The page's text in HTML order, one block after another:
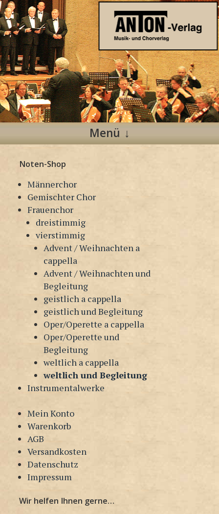
Anton Verlag
Musik- und Chorverlag
Menü
Inhalt
springen
Noten-Shop
Männerchor
Gemischter Chor
Frauenchor
dreistimmig
vierstimmig
Advent / Weihnachten a
cappella
Advent / Weihnachten und
Begleitung
geistlich a cappella
geistlich und Begleitung
Oper/Operette a cappella
Oper/Operette und
Begleitung
weltlich a cappella
weltlich und Begleitung
Instrumentalwerke
Mein Konto
Warenkorb
AGB
Versandkosten
Datenschutz
Impressum
Wir helfen Ihnen gerne…